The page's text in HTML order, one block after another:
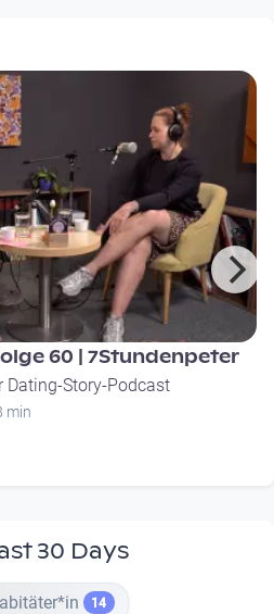
60 | 7Stundenpeter
Dating-Story-Podcast
min
30 Days
14